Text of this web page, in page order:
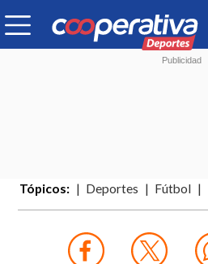
Tópicos: Deportes Fútbol